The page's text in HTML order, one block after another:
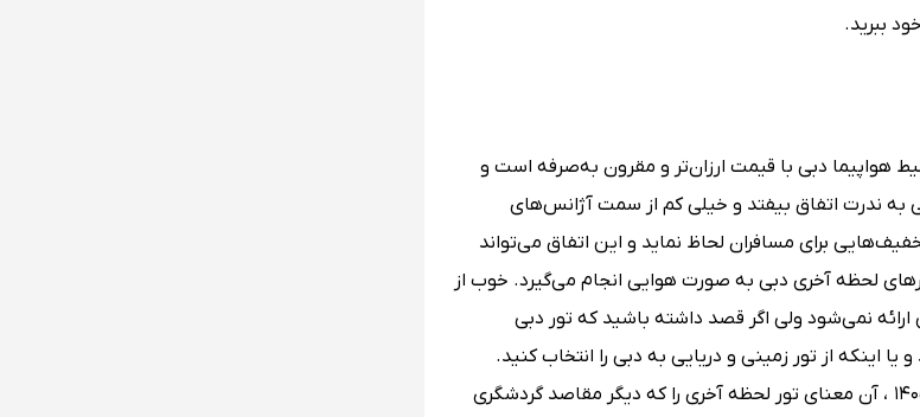
ببرید.
هواپیما دبی با قیمت ارزان‌تر و مقرون به‌صرفه است و
به ندرت اتفاق بیفتد و خیلی کم از سمت آژانس‌های
برای مسافران لحاظ نماید و این اتفاق می‌تواند
لحظه آخری دبی به صورت هوایی انجام می‌گیرد. خوب از
نمی‌شود ولی اگر قصد داشته باشید که تور دبی
اینکه از تور زمینی و دریایی به دبی را انتخاب کنید.
در ادامه مهم است بدانید که تور نوروز دبی ارزان و لحظه آخری در تور دبی نوروز ۱۴۰۵ ، آن معنای تور لحظه آخری را که دیگر مقاصد گردشگری